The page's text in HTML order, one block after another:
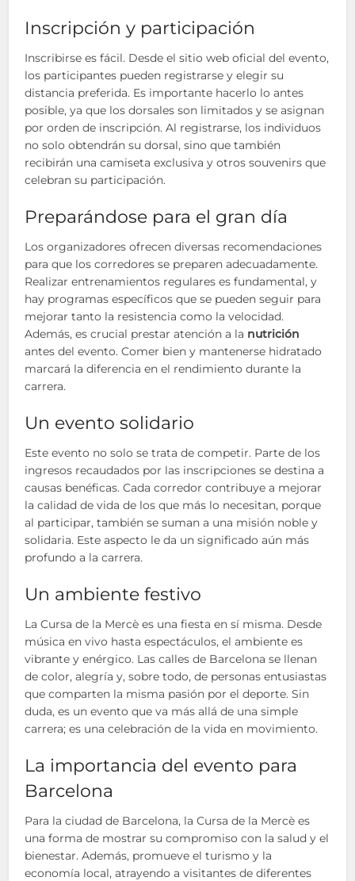
Inscripción y participación
Inscribirse es fácil. Desde el sitio web oficial del evento,
los participantes pueden registrarse y elegir su
distancia preferida. Es importante hacerlo lo antes
posible, ya que los dorsales son limitados y se asignan
por orden de inscripción. Al registrarse, los individuos
no solo obtendrán su dorsal, sino que también
recibirán una camiseta exclusiva y otros souvenirs que
celebran su participación.
Preparándose para el gran día
Los organizadores ofrecen diversas recomendaciones
para que los corredores se preparen adecuadamente.
Realizar entrenamientos regulares es fundamental, y
hay programas específicos que se pueden seguir para
mejorar tanto la resistencia como la velocidad.
Además, es crucial prestar atención a la nutrición
antes del evento. Comer bien y mantenerse hidratado
marcará la diferencia en el rendimiento durante la
carrera.
Un evento solidario
Este evento no solo se trata de competir. Parte de los
ingresos recaudados por las inscripciones se destina a
causas benéficas. Cada corredor contribuye a mejorar
la calidad de vida de los que más lo necesitan, porque
al participar, también se suman a una misión noble y
solidaria. Este aspecto le da un significado aún más
profundo a la carrera.
Un ambiente festivo
La Cursa de la Mercè es una fiesta en sí misma. Desde
música en vivo hasta espectáculos, el ambiente es
vibrante y enérgico. Las calles de Barcelona se llenan
de color, alegría y, sobre todo, de personas entusiastas
que comparten la misma pasión por el deporte. Sin
duda, es un evento que va más allá de una simple
carrera; es una celebración de la vida en movimiento.
La importancia del evento para
Barcelona
Para la ciudad de Barcelona, la Cursa de la Mercè es
una forma de mostrar su compromiso con la salud y el
bienestar. Además, promueve el turismo y la
economía local, atrayendo a visitantes de diferentes